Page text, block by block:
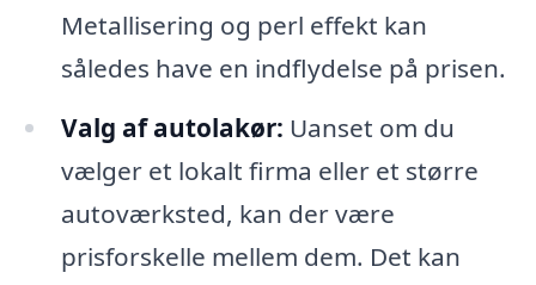
Metallisering og perl effekt kan
således have en indflydelse på prisen.
Valg af autolakør: Uanset om du
vælger et lokalt firma eller et større
autoværksted, kan der være
prisforskelle mellem dem. Det kan